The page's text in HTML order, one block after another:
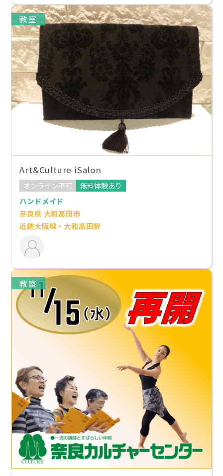
教室
Art&Culture iSalon
オンライン不可
無料体験あり
ハンドメイド
奈良県 大和高田市
近鉄大阪線・大和高田駅
教室